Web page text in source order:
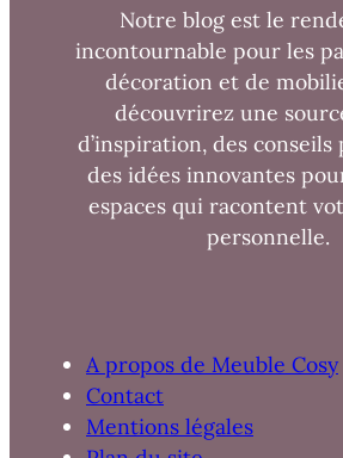
Notre blog est le
incontournable pour les
décoration et de
découvrirez une
d’inspiration, des
des idées innovantes
espaces qui racontent
personnelle.
A propos de Meuble Cosy
Contact
Mentions légales